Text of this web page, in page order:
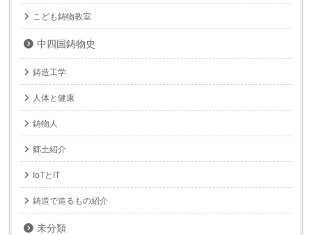
こども鋳物教室
中四国鋳物史
鋳造工学
人体と健康
鋳物人
郷土紹介
IoTとIT
鋳造で造るもの紹介
未分類